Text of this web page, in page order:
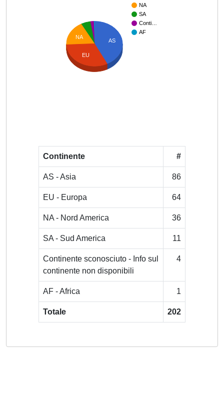
NA
SA
Conti…
AF
AS
NA
EU
Continente #
AS - Asia 86
EU - Europa 64
NA - Nord America 36
SA - Sud America 11
Continente sconosciuto - Info sul
continente non disponibili
4
AF - Africa 1
Totale 202